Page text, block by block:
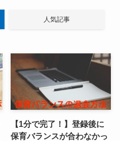
人気記事
【1分で完了！】登録後に
保育バランスが合わなかっ